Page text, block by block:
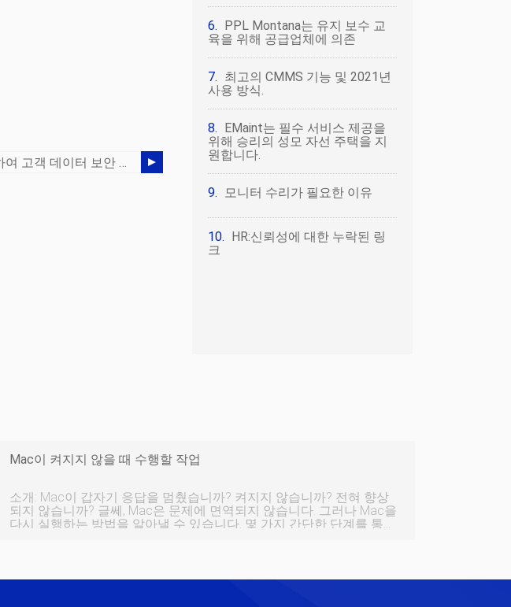
Natchez, EMaint와 협력하여 고객 데이터 보안 강화
PPL Montana는 유지 보수 교
육을 위해 공급업체에 의존
최고의 CMMS 기능 및 2021년
사용 방식.
EMaint는 필수 서비스 제공을
위해 승리의 성모 자선 주택을 지
원합니다.
모니터 수리가 필요한 이유
HR:신뢰성에 대한 누락된 링
크
Mac이 켜지지 않을 때 수행할 작업
소개: Mac이 갑자기 응답을 멈췄습니까? 켜지지 않습니까? 전혀 향상
되지 않습니까? 글쎄, Mac은 문제에 면역되지 않습니다. 그러나 Mac을
다시 실행하는 방법을 알아낼 수 있습니다. 몇 가지 간단한 단계를 통해
수 있습니다. 어댑터도 손상될 가능성이 항상 있습니다. 여유 공간이 있